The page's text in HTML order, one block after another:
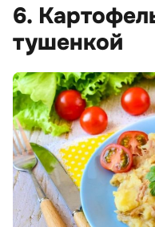
6.
тушенкой